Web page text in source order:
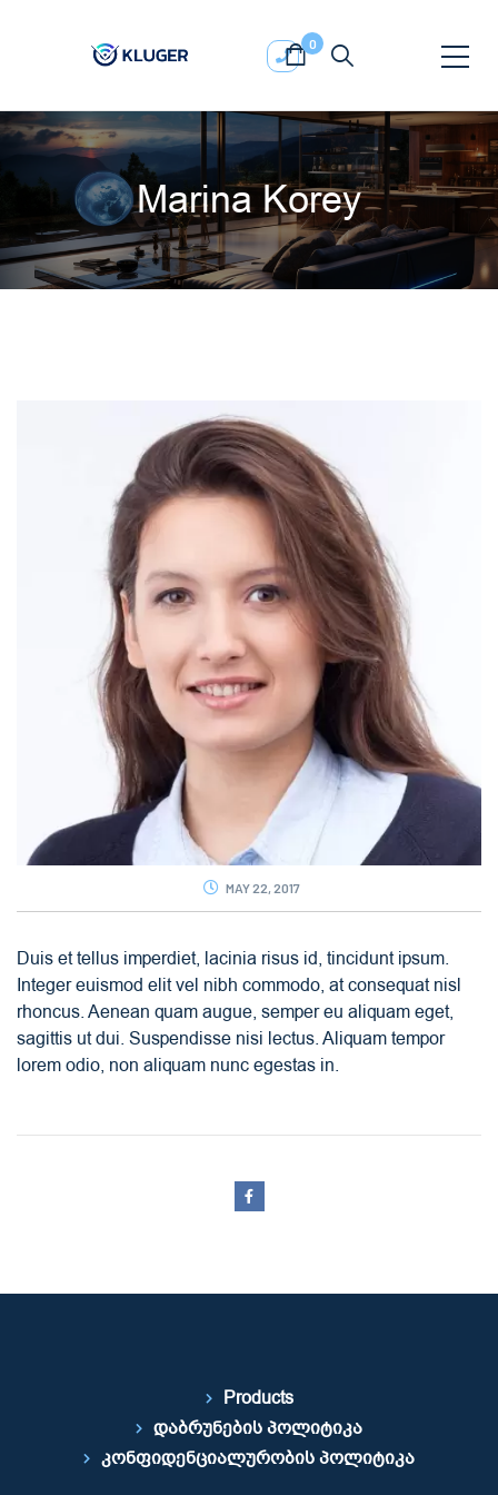
0
Marina Korey
MAY 22, 2017
Duis et tellus imperdiet, lacinia risus id, tincidunt ipsum.
Integer euismod elit vel nibh commodo, at consequat nisl
rhoncus. Aenean quam augue, semper eu aliquam eget,
sagittis ut dui. Suspendisse nisi lectus. Aliquam tempor
lorem odio, non aliquam nunc egestas in.
Products
დაბრუნების პოლიტიკა
კონფიდენციალურობის პოლიტიკა